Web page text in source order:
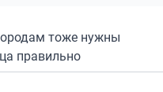
тоже нужны
правильно